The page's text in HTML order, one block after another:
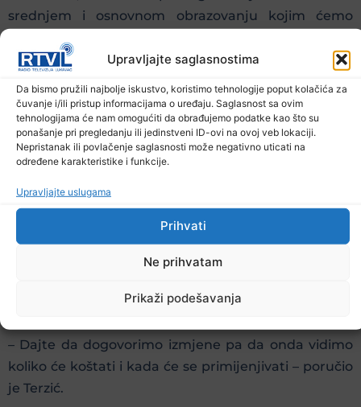
Upravljajte saglasnostima
Da bismo pružili najbolje iskustvo, koristimo tehnologije poput kolačića za
čuvanje i/ili pristup informacijama o uređaju. Saglasnost sa ovim
tehnologijama će nam omogućiti da obrađujemo podatke kao što su
ponašanje pri pregledanju ili jedinstveni ID-ovi na ovoj veb lokaciji.
Nepristanak ili povlačenje saglasnosti može negativno uticati na
određene karakteristike i funkcije.
Upravljajte uslugama
Prihvati
Ne prihvatam
Prikaži podešavanja
srednjem i osnovnom obrazovanju kojim ćemo
to već urađeno za visoko obrazovanje ili pozorišnu
djelatnost. Naš prijedlog pedagoških standarda i
izmjene zakona stoje i nemamo odgovor
ministarstva – kaže predsjednik Sindikata srednjeg i
visokog obrazovanja, odgoja, nauke i kulture Admir
Terzić.
On ističe da sindikat ne prihvata argument resornog
ministarstva da se radi o milionima maraka
– Dajte da dogovorimo izmjene pa da onda vidimo
koliko će koštati i kada će se primijenjivati – poručio
je Terzić.